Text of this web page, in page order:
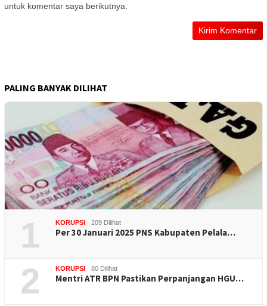
untuk komentar saya berikutnya.
PALING BANYAK DILIHAT
1 KORUPSI 209 Dilihat
Per 30 Januari 2025 PNS Kabupaten Pelala…
2 KORUPSI 80 Dilihat
Mentri ATR BPN Pastikan Perpanjangan HGU…